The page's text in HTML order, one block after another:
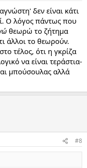
δεν είναι κάτι
Ο λόγος πάντως που
θεωρώ το ζήτημα
άλλοι το θεωρούν.
τέλος, ότι η γκρίζα
να είναι τεράστια-
μπούσουλας αλλά
#8